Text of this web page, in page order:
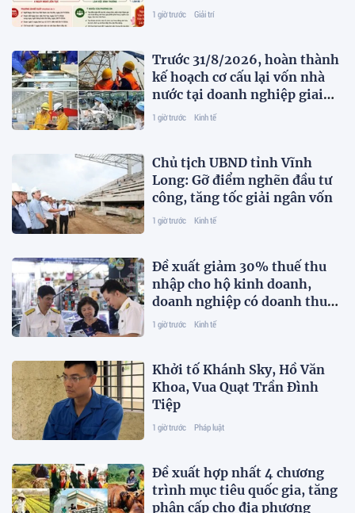
1 giờ trước Giải trí
Trước 31/8/2026, hoàn thành
kế hoạch cơ cấu lại vốn nhà
nước tại doanh nghiệp giai
đoạn 2026-2030
1 giờ trước Kinh tế
Chủ tịch UBND tỉnh Vĩnh
Long: Gỡ điểm nghẽn đầu tư
công, tăng tốc giải ngân vốn
1 giờ trước Kinh tế
Đề xuất giảm 30% thuế thu
nhập cho hộ kinh doanh,
doanh nghiệp có doanh thu
đến 10 tỷ đồng
1 giờ trước Kinh tế
Khởi tố Khánh Sky, Hồ Văn
Khoa, Vua Quạt Trần Đình
Tiệp
1 giờ trước Pháp luật
Đề xuất hợp nhất 4 chương
trình mục tiêu quốc gia, tăng
phân cấp cho địa phương